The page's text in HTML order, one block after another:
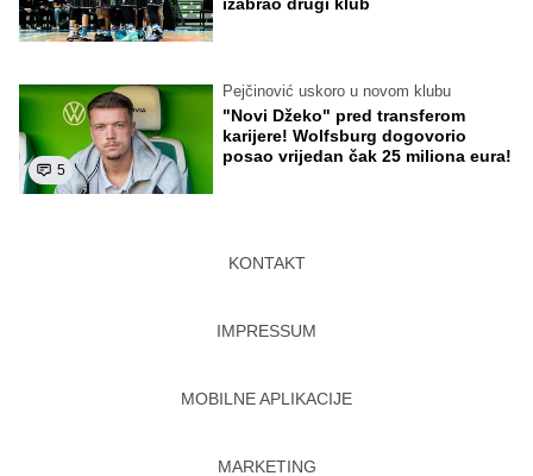
5
Pejčinović uskoro u novom klubu
"Novi Džeko" pred transferom
karijere! Wolfsburg dogovorio
posao vrijedan čak 25 miliona eura!
KONTAKT
IMPRESSUM
MOBILNE APLIKACIJE
MARKETING